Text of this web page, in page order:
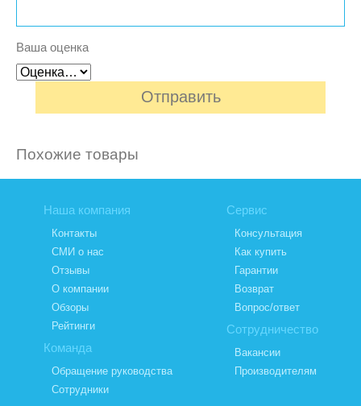
Ваша оценка
Похожие товары
Наша компания
Контакты
СМИ о нас
Отзывы
О компании
Обзоры
Рейтинги
Команда
Обращение руководства
Сотрудники
Сервис
Консультация
Как купить
Гарантии
Возврат
Вопрос/ответ
Сотрудничество
Вакансии
Производителям